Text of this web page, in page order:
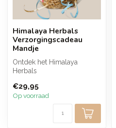
Himalaya Herbals
Verzorgingscadeau
Mandje
Ontdek het Himalaya
Herbals
luxe cadeau vol natuurlijke
h...
€29,95
Op voorraad